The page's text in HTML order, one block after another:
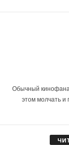
Обычный
этом молчать и